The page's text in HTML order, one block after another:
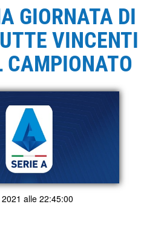
GIORNATA DI
VINCENTI
CAMPIONATO
alle 22:45:00